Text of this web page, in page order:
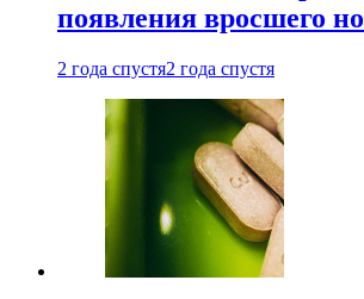
появления вросшего
2 года спустя2 года спустя